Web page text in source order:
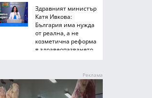
Здравният министър
Катя Ивкова:
България има нужда
от реална, а не
козметична реформа
в здравеопазването